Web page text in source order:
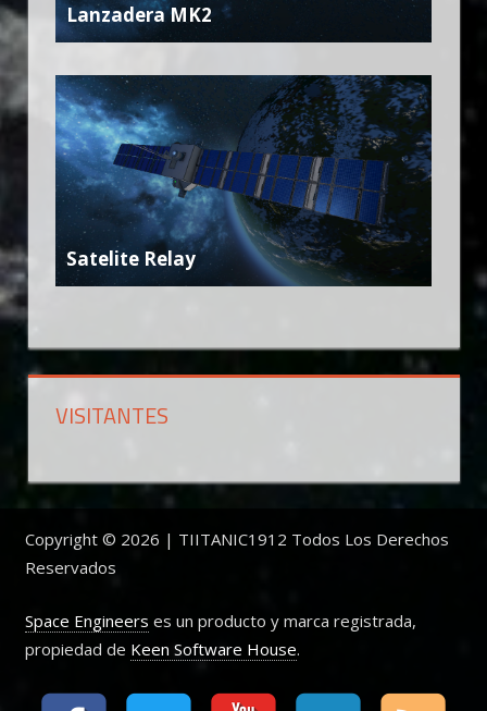
Lanzadera MK2
Satelite Relay
VISITANTES
Copyright © 2026 | TIITANIC1912 Todos Los Derechos
Reservados
Space Engineers es un producto y marca registrada,
propiedad de Keen Software House.